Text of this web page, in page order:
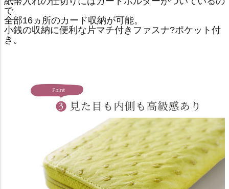
で
全部16ヵ所のカード収納が可能。
小銭の収納に便利な片マチ付きファスナ?ポケット付
き。